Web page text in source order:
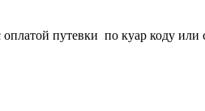
путевки по куар коду или